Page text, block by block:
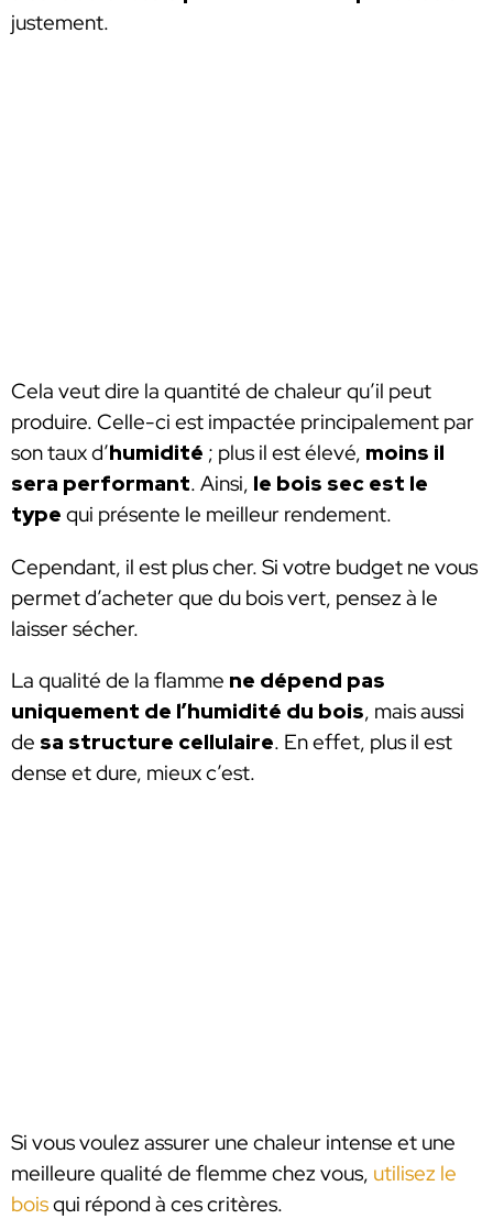
justement.
Cela veut dire la quantité de chaleur qu’il peut
produire. Celle-ci est impactée principalement par
son taux d’humidité ; plus il est élevé, moins il
sera performant. Ainsi, le bois sec est le
type qui présente le meilleur rendement.
Cependant, il est plus cher. Si votre budget ne vous
permet d’acheter que du bois vert, pensez à le
laisser sécher.
La qualité de la flamme ne dépend pas
uniquement de l’humidité du bois, mais aussi
de sa structure cellulaire. En effet, plus il est
dense et dure, mieux c’est.
Si vous voulez assurer une chaleur intense et une
meilleure qualité de flemme chez vous, utilisez le
boisqui répond à ces critères.